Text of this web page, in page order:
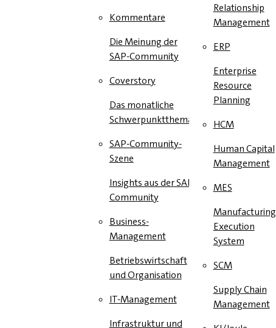
Kommentare
Die Meinung der
SAP-Community
Coverstory
Das monatliche
Schwerpunktthema
SAP-Community-
Szene
Insights aus der SAP-
Community
Business-
Management
Betriebswirtschaft
und Organisation
IT-Management
Infrastruktur und
Relationship
Management
ERP
Enterprise
Resource
Planning
HCM
Human Capital
Management
MES
Manufacturing
Execution
System
SCM
Supply Chain
Management